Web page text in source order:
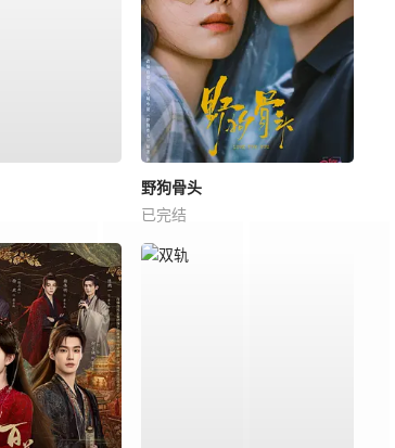
野狗骨头
已完结